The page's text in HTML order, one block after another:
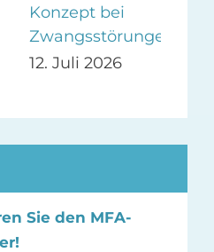
Konzept bei
Zwangsstörungen
12. Juli 2026
Sie den MFA-